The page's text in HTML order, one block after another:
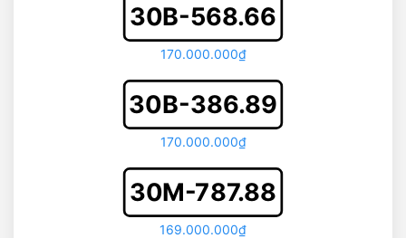
30B-568.66
170.000.000₫
30B-386.89
170.000.000₫
30M-787.88
169.000.000₫